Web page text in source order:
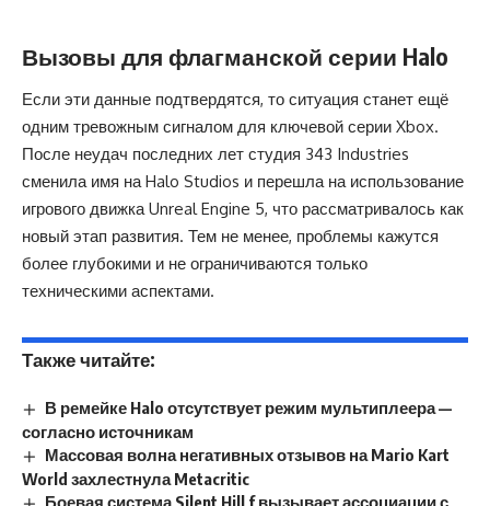
Вызовы для флагманской серии Halo
Если эти данные подтвердятся, то ситуация станет ещё
одним тревожным сигналом для ключевой серии Xbox.
После неудач последних лет студия 343 Industries
сменила имя на Halo Studios и перешла на использование
игрового движка Unreal Engine 5, что рассматривалось как
новый этап развития. Тем не менее, проблемы кажутся
более глубокими и не ограничиваются только
техническими аспектами.
Также читайте:
В ремейке Halo отсутствует режим мультиплеера —
согласно источникам
Массовая волна негативных отзывов на Mario Kart
World захлестнула Metacritic
Боевая система Silent Hill f вызывает ассоциации с